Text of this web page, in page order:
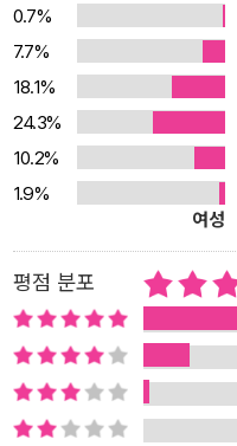
0.7%
7.7%
18.1%
24.3%
10.2%
1.9%
여성
평점 분포